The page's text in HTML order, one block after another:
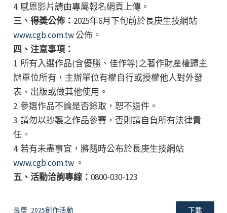
4. 感恩影片請由專屬報名網頁上傳。
三、得奬公佈： 2025年6月下旬前於長庚生技網站
www.cgb.com.tw公佈。
四、注意事項：
1. 所有入選作品(含優勝、佳作等)之著作財產權歸主
辦單位所有，主辦單位有權自行或授權他人對外發
表、出版或做其他使用。
2. 參選作品不論是否錄取，恕不退件。
3. 請勿以抄襲之作品參賽，否則請自負所有法律責
任。
4. 若有未盡事宜，將隨時公布於長庚生技網站
www.cgb.com.tw。
五、活動洽詢專線： 0800-030-123
長庚_2025創作活動 下載